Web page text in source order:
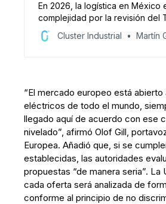
En 2026, la logística en México
complejidad por la revisión del
aranceles. Inversiones, presión
infraestructura y mayor
Cluster Industrial Martín
“El mercado europeo está abierto
eléctricos de todo el mundo,
llegado aquí de acuerdo con ese
nivelado”, afirmó Olof Gill,
Europea. Añadió que, si se
establecidas, las autoridades
propuestas “de manera seria”. La
cada oferta será analizada de
conforme al principio de no